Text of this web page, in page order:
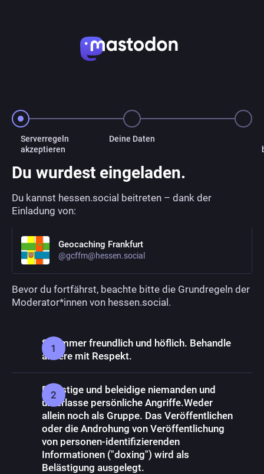
Serverregeln
akzeptieren
Deine Daten
Du wurdest eingeladen.
Du kannst hessen.social beitreten – dank der
Einladung von:
Geocaching Frankfurt
@gcffm@hessen.social
Bevor du fortfährst, beachte bitte die Grundregeln der
Moderator*innen von hessen.social.
Sei immer freundlich und höflich. Behandle
andere mit Respekt.
Belästige und beleidige niemanden und
unterlasse persönliche Angriffe.Weder
allein noch als Gruppe. Das Veröffentlichen
oder die Androhung von Veröffentlichung
von personen-identifizierenden
Informationen ("doxing") wird als
Belästigung ausgelegt.